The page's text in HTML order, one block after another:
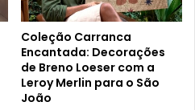
Coleção Carranca
Encantada: Decorações
de Breno Loeser com a
Leroy Merlin para o São
João